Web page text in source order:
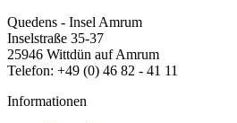
Quedens - Insel Amrum
Inselstraße 35-37
25946 Wittdün auf Amrum
Telefon: +49 (0) 46 82 - 41 11
Informationen